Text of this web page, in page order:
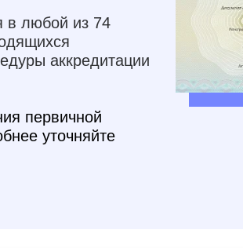
в любой из 74
аккредитации
первичной
уточняйте